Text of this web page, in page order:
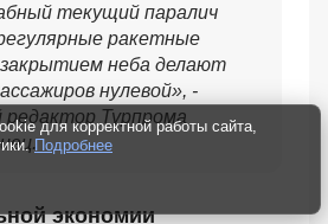
текущий паралич
ракетные
закрытием неба делают
нулевой», -
редактор Турпрома
экономии
для корректной работы сайта,
Подробнее